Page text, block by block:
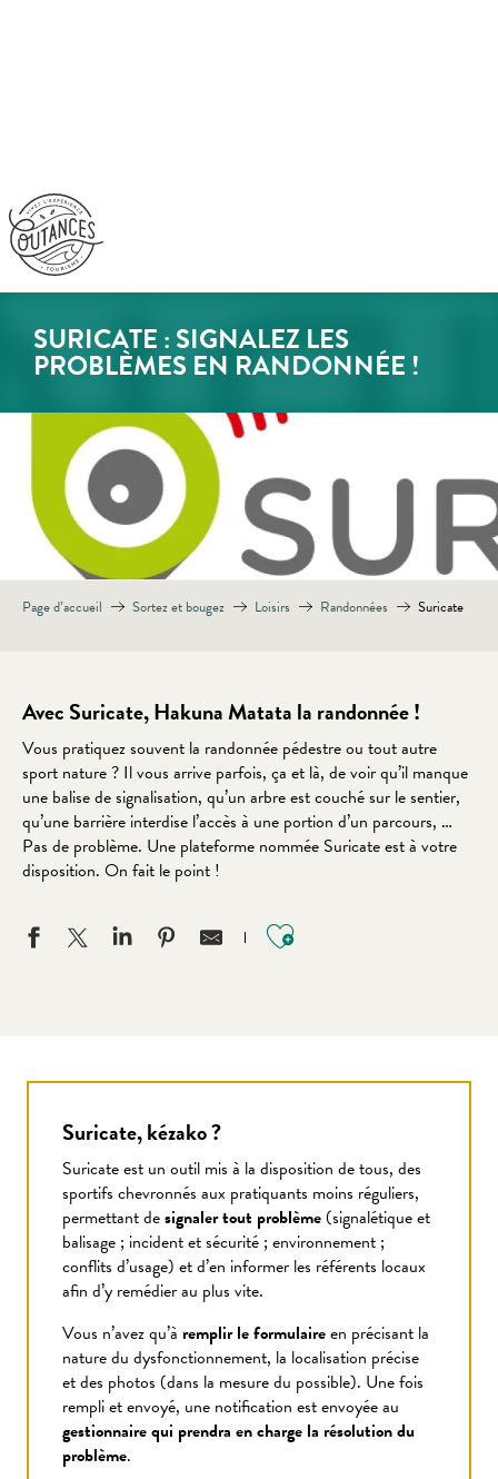
SURICATE : SIGNALEZ LES
PROBLÈMES EN RANDONNÉE !
Page d’accueil Sortez et bougez Loisirs Randonnées Suricate
Avec Suricate, Hakuna Matata la randonnée !
Vous pratiquez souvent la randonnée pédestre ou tout autre
sport nature ? Il vous arrive parfois, ça et là, de voir qu’il manque
une balise de signalisation, qu’un arbre est couché sur le sentier,
qu’une barrière interdise l’accès à une portion d’un parcours, …
Pas de problème. Une plateforme nommée Suricate est à votre
disposition. On fait le point !
Ajouter aux
Suricate, kézako ?
Suricate est un outil mis à la disposition de tous, des
sportifs chevronnés aux pratiquants moins réguliers,
permettant designaler tout problème (signalétique et
balisage ; incident et sécurité ; environnement ;
conflits d’usage) et d’en informer les référents locaux
afin d’y remédier au plus vite.
Vous n’avez qu’à remplir le formulaireen précisant la
nature du dysfonctionnement, la localisation précise
et des photos (dans la mesure du possible). Une fois
rempli et envoyé, une notification est envoyée au
gestionnaire qui prendra en charge la résolution du
problème.